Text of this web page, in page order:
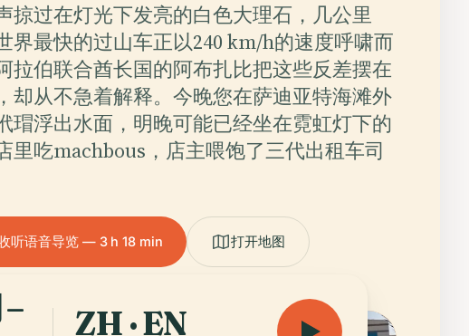
掠过在灯光下发亮的白色大理石，几公里
界最快的过山车正以240 km/h的速度呼啸而
拉伯联合酋长国的阿布扎比把这些反差摆在
却从不急着解释。今晚您在萨迪亚特海滩外
瑁浮出水面，明晚可能已经坐在霓虹灯下的
里吃machbous，店主喂饱了三代出租车司
听语音导览 — 3 h 18 min 打开地图
ZH · EN